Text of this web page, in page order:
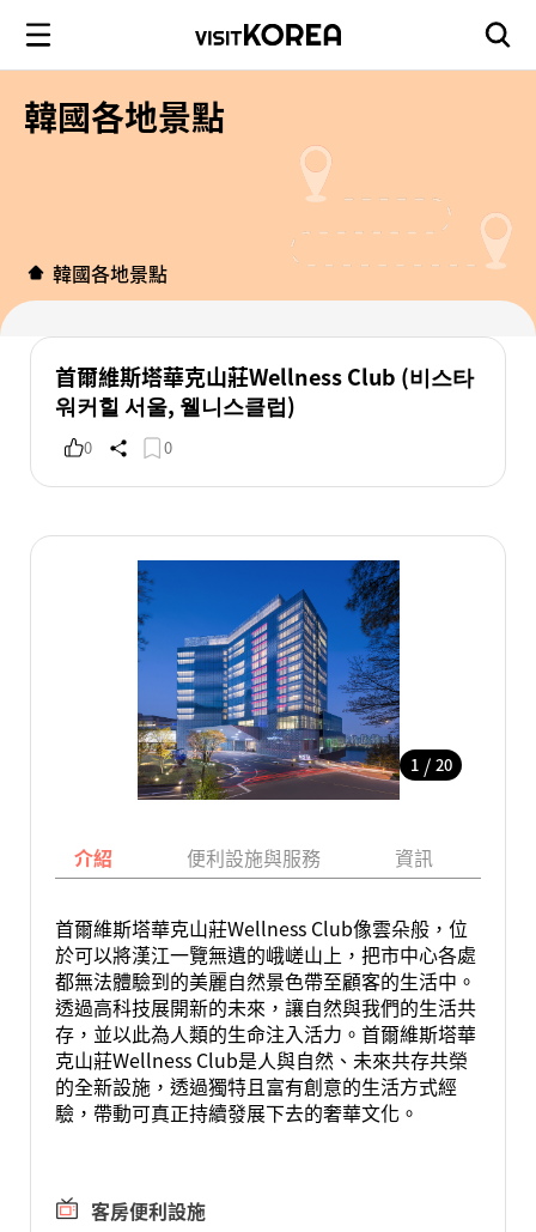
韓國各地景點
韓國各地景點
首爾維斯塔華克山莊Wellness Club (비스타
워커힐 서울, 웰니스클럽)
0 0
1 / 20
介紹 便利設施與服務 資訊
首爾維斯塔華克山莊Wellness Club像雲朵般，位
於可以將漢江一覽無遺的峨嵯山上，把市中心各處
都無法體驗到的美麗自然景色帶至顧客的生活中。
透過高科技展開新的未來，讓自然與我們的生活共
存，並以此為人類的生命注入活力。首爾維斯塔華
克山莊Wellness Club是人與自然、未來共存共榮
的全新設施，透過獨特且富有創意的生活方式經
驗，帶動可真正持續發展下去的奢華文化。
客房便利設施